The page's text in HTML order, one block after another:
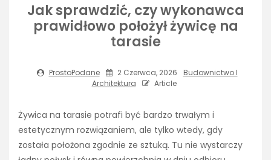
Jak sprawdzić, czy wykonawca
prawidłowo położył żywicę na
tarasie
ProstoPodane 2 Czerwca, 2026
Budownictwo I
Architektura
Article
Żywica na tarasie potrafi być bardzo trwałym i
estetycznym rozwiązaniem, ale tylko wtedy, gdy
została położona zgodnie ze sztuką. Tu nie wystarczy